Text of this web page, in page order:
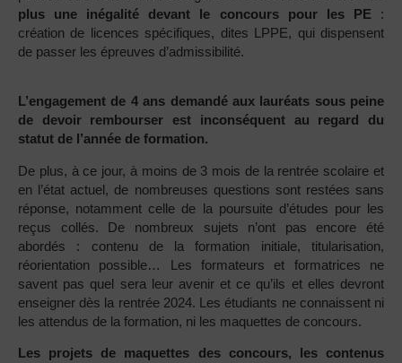
plus une inégalité devant le concours pour les PE :
création de licences spécifiques, dites LPPE, qui dispensent
de passer les épreuves d’admissibilité.
L’engagement de 4 ans demandé aux lauréats sous peine
de devoir rembourser est inconséquent au regard du
statut de l’année de formation.
De plus, à ce jour, à moins de 3 mois de la rentrée scolaire et
en l’état actuel, de nombreuses questions sont restées sans
réponse, notamment celle de la poursuite d’études pour les
reçus collés. De nombreux sujets n’ont pas encore été
abordés : contenu de la formation initiale, titularisation,
réorientation possible… Les formateurs et formatrices ne
savent pas quel sera leur avenir et ce qu’ils et elles devront
enseigner dès la rentrée 2024. Les étudiants ne connaissent ni
les attendus de la formation, ni les maquettes de concours.
Les projets de maquettes des concours, les contenus